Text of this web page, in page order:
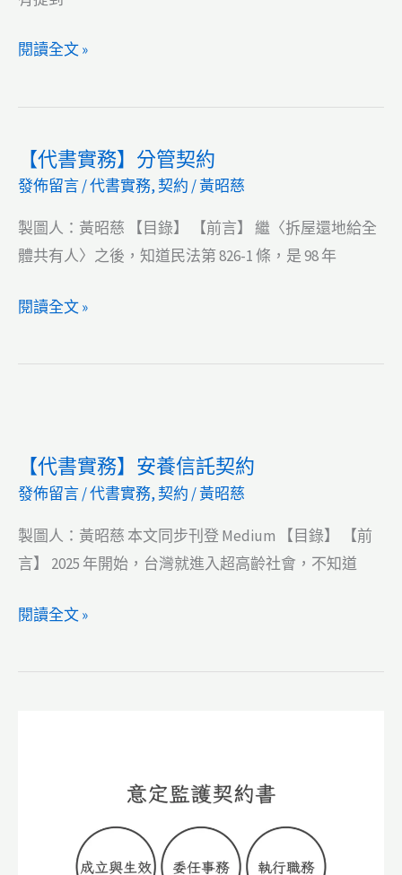
約
【代
實
名
登
記
約
閱讀全文 »
【代書實務】分管契約
發佈留言/代書實務, 契約 /黃昭慈
製圖人：黃昭慈 【目錄】 【前言】 繼〈拆屋還地給全
體共有人〉之後，知道民法第 826-1 條，是 98 年
【代
實
契
約
閱讀全文 »
【代書實務】安養信託契約
發佈留言/代書實務, 契約 /黃昭慈
製圖人：黃昭慈 本文同步刊登 Medium 【目錄】 【前
言】 2025 年開始，台灣就進入超高齡社會，不知道
【代
實
閱讀全文 »